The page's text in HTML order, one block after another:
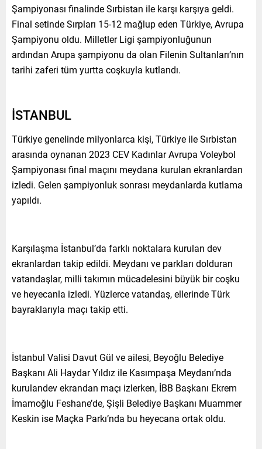
Şampiyonası finalinde Sırbistan ile karşı karşıya geldi.
Final setinde Sırpları 15-12 mağlup eden Türkiye, Avrupa
Şampiyonu oldu. Milletler Ligi şampiyonluğunun
ardından Arupa şampiyonu da olan Filenin Sultanları’nın
tarihi zaferi tüm yurtta coşkuyla kutlandı.
İSTANBUL
Türkiye genelinde milyonlarca kişi, Türkiye ile Sırbistan
arasında oynanan 2023 CEV Kadınlar Avrupa Voleybol
Şampiyonası final maçını meydana kurulan ekranlardan
izledi. Gelen şampiyonluk sonrası meydanlarda kutlama
yapıldı.
Karşılaşma İstanbul’da farklı noktalara kurulan dev
ekranlardan takip edildi. Meydanı ve parkları dolduran
vatandaşlar, milli takımın mücadelesini büyük bir coşku
ve heyecanla izledi. Yüzlerce vatandaş, ellerinde Türk
bayraklarıyla maçı takip etti.
İstanbul Valisi Davut Gül ve ailesi, Beyoğlu Belediye
Başkanı Ali Haydar Yıldız ile Kasımpaşa Meydanı’nda
kurulandev ekrandan maçı izlerken, İBB Başkanı Ekrem
İmamoğlu Feshane’de, Şişli Belediye Başkanı Muammer
Keskin ise Maçka Parkı’nda bu heyecana ortak oldu.